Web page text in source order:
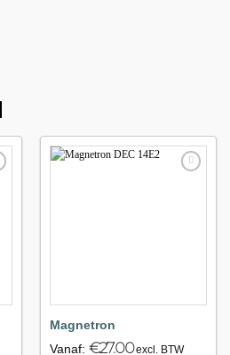
Magnetron
Vanaf: €27.00excl. BTW